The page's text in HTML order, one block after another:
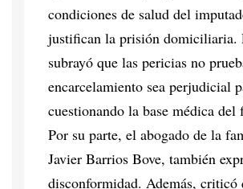
condiciones de salud del
justifican la prisión domiciliaria.
subrayó que las pericias no
encarcelamiento sea perjudicial
cuestionando la base médica del
Por su parte, el abogado de la
Javier Barrios Bove, también
disconformidad. Además, criticó